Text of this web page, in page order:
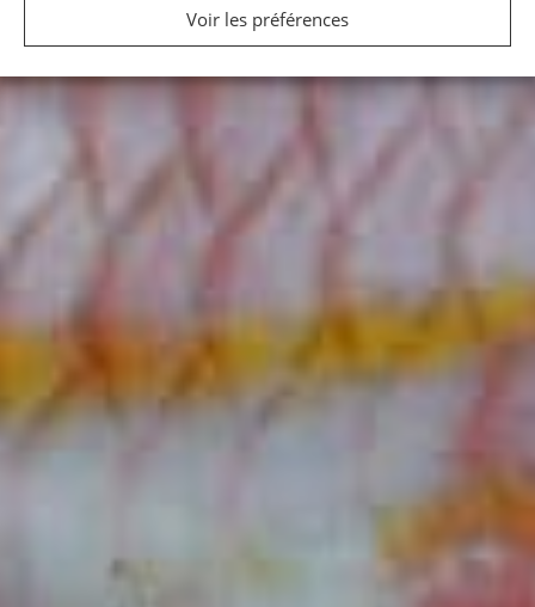
Voir les préférences